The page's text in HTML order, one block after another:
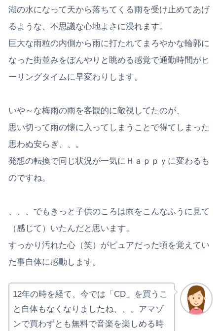
湖の水になって天から落ちてくる雨を受け止めてあげ
るような、不思議な心地よさに浸れます。
巨大な雨粒の内側から雨に打たれてまろやかな輪郭に
なった街並みをぼんやりと眺める感覚で通勤時間がヒ
ーリングタイムに早変わりします。
いや～な梅雨の雨を客観的に敵視してたのが、
思い切って雨の懐に入ってしまうことで得てしまった
思わぬ安らぎ、、。
発想の転換で同じ状況が一気にＨａｐｐｙに変わるも
のですね。
、、、でもきっと子供のころは雨をこんなふうに見て
（感じて）いたんだと思います。
すっかり汚れた心（笑）がピュアだった頃を覚えてい
た事自体に感動します。
12年の時を経て、今では「CD」を買うこ
と自体もなくなりましたね、、。アマゾ
ンで買わずとも無料で音楽を楽しめる時